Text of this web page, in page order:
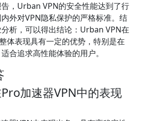
，Urban VPN的安全性能达到了行
外对VPN隐私保护的严格标准。结
析，可以得出结论：Urban VPN在
体表现具有一定的优势，特别是在
合追求高性能体验的用户。
加速器VPN中的表现